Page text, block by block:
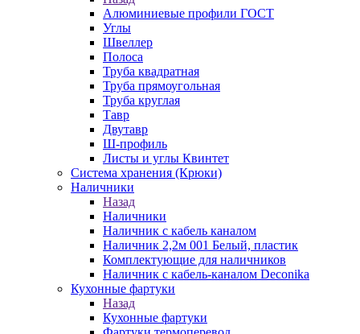
Алюминиевые профили ГОСТ
Углы
Швеллер
Полоса
Труба квадратная
Труба прямоугольная
Труба круглая
Тавр
Двутавр
Ш-профиль
Листы и углы Квинтет
Система хранения (Крюки)
Наличники
Назад
Наличники
Наличник с кабель каналом
Наличник 2,2м 001 Белый, пластик
Комплектующие для наличников
Наличник с кабель-каналом Deconika
Кухонные фартуки
Назад
Кухонные фартуки